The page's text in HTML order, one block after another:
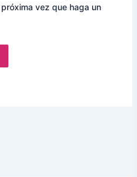
vez que haga un